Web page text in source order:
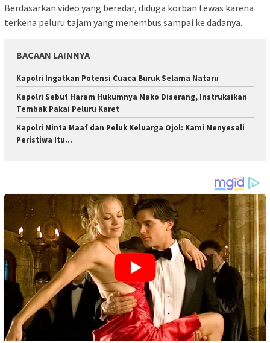
Berdasarkan video yang beredar, diduga korban tewas karena
terkena peluru tajam yang menembus sampai ke dadanya.
BACAAN LAINNYA
Kapolri Ingatkan Potensi Cuaca Buruk Selama Nataru
Kapolri Sebut Haram Hukumnya Mako Diserang, Instruksikan
Tembak Pakai Peluru Karet
Kapolri Minta Maaf dan Peluk Keluarga Ojol: Kami Menyesali
Peristiwa Itu…